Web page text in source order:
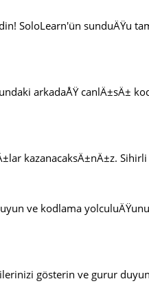
SoloLearn'ün sunduÄŸu
arkadaÅŸ canlÄ±sÄ±
kazanacaksÄ±nÄ±z.
ve kodlama
gösterin ve gurur